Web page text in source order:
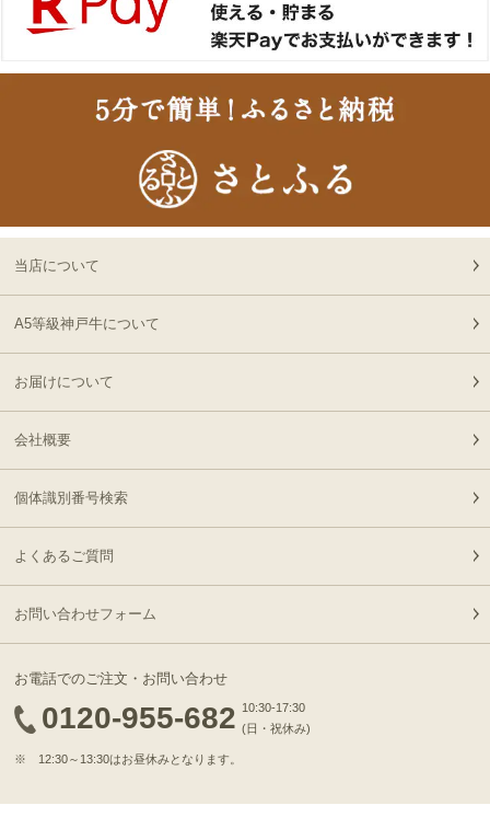
レミアムもも[200g]）ス
17
13:58:00
大阪府
出産内祝に命名札 大
切なお名前のお披露目に
2026-
08-06
13:58:00
大阪府 贈り物に最適な高級桐箱
2026-
08-06
13:18:00
大阪府
出産内祝に命名札 大
切なお名前のお披露目に
さい）
2026-
神戸牛ギフトセット 1万
21
12:40:00
22
08-06
東京都
神戸牛カタログギフト
24
02:32:00
ック 500g
26
2026-
08-05
大阪府
神戸牛目録 選べるセッ
ト ８千円
2026-
プレミアム霜降りロース
当店について
A5等級神戸牛について
お届けについて
会社概要
個体識別番号検索
よくあるご質問
お問い合わせフォーム
お電話でのご注文・お問い合わせ
0120-955-682 10:30-17:30
(日・祝休み)
※ 12:30～13:30はお昼休みとなります。